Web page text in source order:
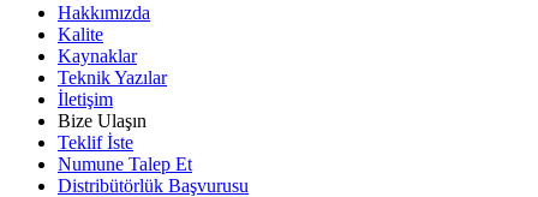
Hakkımızda
Kalite
Kaynaklar
Teknik Yazılar
İletişim
Bize Ulaşın
Teklif İste
Numune Talep Et
Distribütörlük Başvurusu